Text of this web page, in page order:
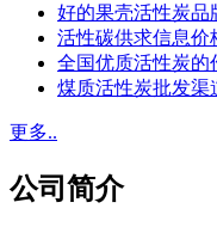
好的果壳活性炭品
活性碳供求信息价
全国优质活性炭的
煤质活性炭批发渠
更多..
公司简介